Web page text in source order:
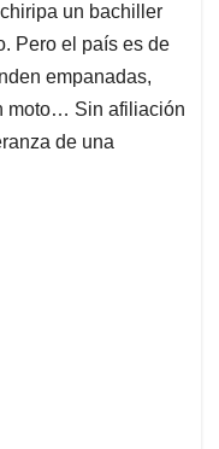
un bachiller
Pero el país es de
empanadas,
moto… Sin afiliación
de una